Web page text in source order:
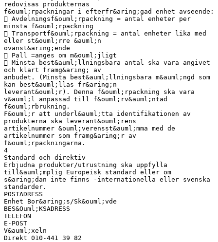
redovisas produkternas
f&ouml;rpackningar i efterfr&aring;gad enhet avseende:
 Avdelningsf&ouml;rpackning = antal enheter per
minsta f&ouml;rpackning
 Transportf&ouml;rpackning = antal enheter lika med
eller st&ouml;rre &auml;n
ovanst&aring;ende
 Pall =anges om m&ouml;jligt
 Minsta best&auml;llningsbara antal ska vara angivet
och klart framg&aring; av
anbudet. (Minsta best&auml;llningsbara m&auml;ngd som
kan best&auml;llas fr&aring;n
leverant&ouml;r). Denna f&ouml;rpackning ska vara
v&auml;l anpassad till f&ouml;rv&auml;ntad
f&ouml;rbrukning.
F&ouml;r att underl&auml;tta identifikationen av
produkterna ska leverant&ouml;rens
artikelnummer &ouml;verensst&auml;mma med de
artikelnummer som framg&aring;r av
f&ouml;rpackningarna.
4
Standard och direktiv
Erbjudna produkter/utrustning ska uppfylla
till&auml;mplig Europeisk standard eller om
s&aring;dan inte finns -internationella eller svenska
standarder.
POSTADRESS
Enhet Bor&aring;s/Sk&ouml;vde
BES&Ouml;KSADRESS
TELEFON
E-POST
V&auml;xeln
Direkt 010-441 39 82